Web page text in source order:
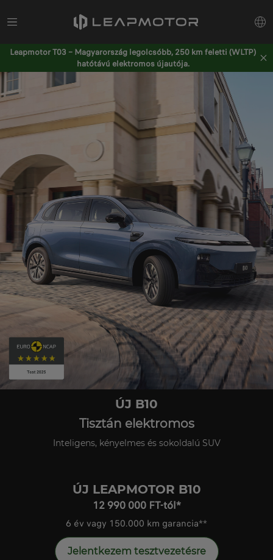
Leapmotor T03 – Magyarország legolcsóbb, 250 km feletti (WLTP)
hatótávú elektromos újautója.
ÚJ B10
Tisztán elektromos
Inteligens, kényelmes és sokoldalú SUV
ÚJ LEAPMOTOR B10
12 990 000 FT-tól*
6 év vagy 150.000 km garancia**
Jelentkezem tesztvezetésre